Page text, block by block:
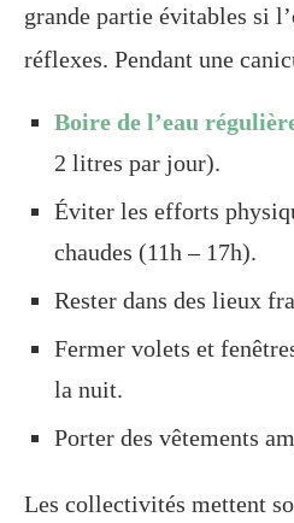
grande partie évitables si
réflexes. Pendant une
Boire de l’eau
2 litres par jour).
Éviter les efforts
chaudes (11h – 17h).
Rester dans des lieux
Fermer volets et
la nuit.
Porter des vêtements
Les collectivités mettent